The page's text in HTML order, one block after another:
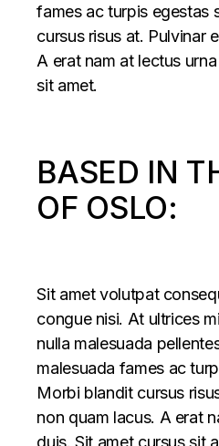
fames ac turpis egestas
cursus risus at. Pulvinar
A erat nam at lectus
sit amet.
BASED IN
OF OSLO:
Sit amet volutpat
congue nisi. At ultrices
nulla malesuada
malesuada fames ac
Morbi blandit cursus
non quam lacus. A erat
duis. Sit amet cursus sit